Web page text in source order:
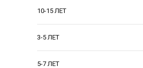
10-15 ЛЕТ
3-5 ЛЕТ
5-7 ЛЕТ